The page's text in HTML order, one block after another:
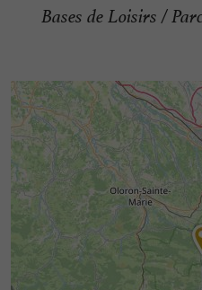
Bases de Loisirs /